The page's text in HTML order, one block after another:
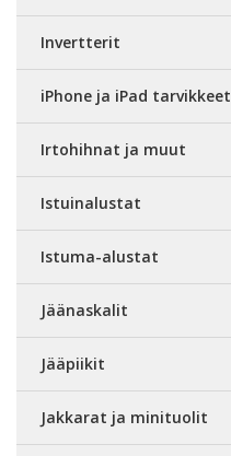
Invertterit
iPhone ja iPad tarvikkeet
Irtohihnat ja muut
Istuinalustat
Istuma-alustat
Jäänaskalit
Jääpiikit
Jakkarat ja minituolit